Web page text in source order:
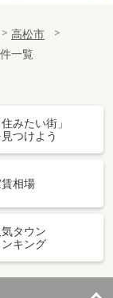
高松市
一覧
住みたい街」
つけよう
相場
気タウン
ンキング